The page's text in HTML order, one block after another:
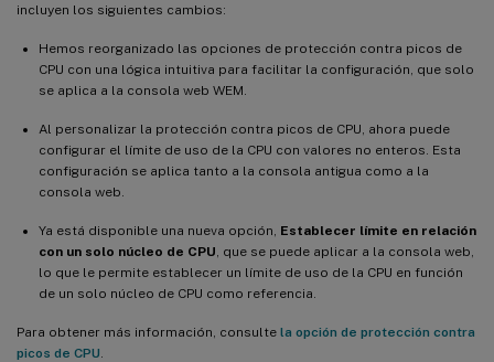
incluyen los siguientes cambios:
Hemos reorganizado las opciones de protección contra picos de
CPU con una lógica intuitiva para facilitar la configuración, que solo
se aplica a la consola web WEM.
Al personalizar la protección contra picos de CPU, ahora puede
configurar el límite de uso de la CPU con valores no enteros. Esta
configuración se aplica tanto a la consola antigua como a la
consola web.
Ya está disponible una nueva opción, Establecer límite en relación
con un solo núcleo de CPU , que se puede aplicar a la consola web,
lo que le permite establecer un límite de uso de la CPU en función
de un solo núcleo de CPU como referencia.
Para obtener más información, consulte la opción de protección contra
picos de CPU